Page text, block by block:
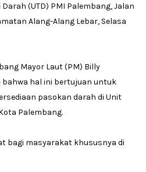
(UTD) PMI Palembang, Jalan
Alang-Alang Lebar, Selasa
Mayor Laut (PM) Billy
hal ini bertujuan untuk
pasokan darah di Unit
Palembang.
bagi masyarakat khususnya di